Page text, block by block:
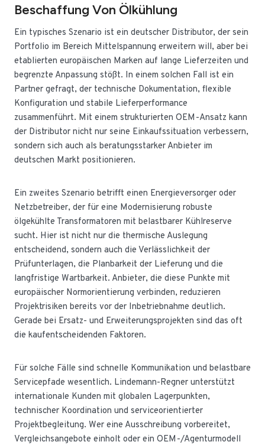
Beschaffung Von Ölkühlung
Ein typisches Szenario ist ein deutscher Distributor, der sein
Portfolio im Bereich Mittelspannung erweitern will, aber bei
etablierten europäischen Marken auf lange Lieferzeiten und
begrenzte Anpassung stößt. In einem solchen Fall ist ein
Partner gefragt, der technische Dokumentation, flexible
Konfiguration und stabile Lieferperformance
zusammenführt. Mit einem strukturierten OEM-Ansatz kann
der Distributor nicht nur seine Einkaufssituation verbessern,
sondern sich auch als beratungsstarker Anbieter im
deutschen Markt positionieren.
Ein zweites Szenario betrifft einen Energieversorger oder
Netzbetreiber, der für eine Modernisierung robuste
ölgekühlte Transformatoren mit belastbarer Kühlreserve
sucht. Hier ist nicht nur die thermische Auslegung
entscheidend, sondern auch die Verlässlichkeit der
Prüfunterlagen, die Planbarkeit der Lieferung und die
langfristige Wartbarkeit. Anbieter, die diese Punkte mit
europäischer Normorientierung verbinden, reduzieren
Projektrisiken bereits vor der Inbetriebnahme deutlich.
Gerade bei Ersatz- und Erweiterungsprojekten sind das oft
die kaufentscheidenden Faktoren.
Für solche Fälle sind schnelle Kommunikation und belastbare
Servicepfade wesentlich. Lindemann-Regner unterstützt
internationale Kunden mit globalen Lagerpunkten,
technischer Koordination und serviceorientierter
Projektbegleitung. Wer eine Ausschreibung vorbereitet,
Vergleichsangebote einholt oder ein OEM-/Agenturmodell